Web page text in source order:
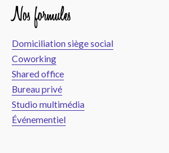
Nos formules
Domiciliation siège social
Coworking
Shared office
Bureau privé
Studio multimédia
Événementiel